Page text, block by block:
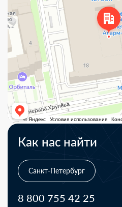
Как нас найти
Санкт-Петербург
8 800 755 42 25